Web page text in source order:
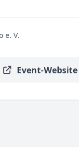
e. V.
Event-Website